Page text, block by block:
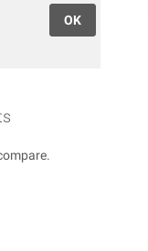
OK